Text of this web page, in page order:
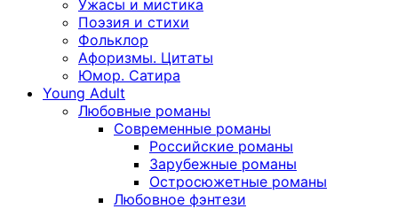
Ужасы и мистика
Поэзия и стихи
Фольклор
Афоризмы. Цитаты
Юмор. Сатира
Young Adult
Любовные романы
Современные романы
Российские романы
Зарубежные романы
Остросюжетные романы
Любовное фэнтези